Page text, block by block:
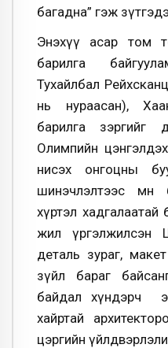
багадна” гэж
Энэхүү асар том
барилга
Тухайлбал
нь нураасан),
барилга зэргийг
Олимпийн
нисэх онгоцны
шинэчлэлтээс өмнө
хүртэл
жил үргэлжилсэн
деталь зураг, макет
зүйл бараг
байдал хүндэрч
хайртай
цэргийн